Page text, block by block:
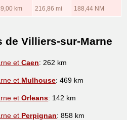
km 216,86 mi 188,44 NM
de Villiers-sur-Marne
etCaen: 262 km
et Mulhouse: 469 km
etOrleans: 142 km
et Perpignan: 858 km